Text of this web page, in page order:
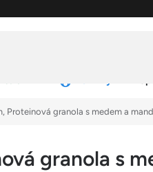
Proteinová granola s medem a
granola s